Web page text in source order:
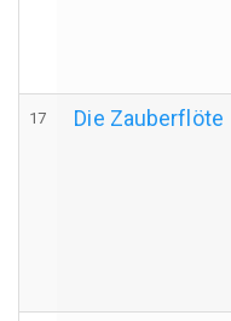
17 Die Zauberflöte